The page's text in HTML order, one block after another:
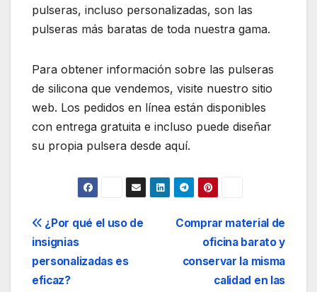
pulseras, incluso personalizadas, son las
pulseras más baratas de toda nuestra gama.
Para obtener información sobre las pulseras
de silicona que vendemos, visite nuestro sitio
web. Los pedidos en línea están disponibles
con entrega gratuita e incluso puede diseñar
su propia pulsera desde aquí.
Navegación
de
entradas
Comprar material de
oficina barato y
conservar la misma
calidad en las
¿Por qué el uso de
insignias
personalizadas es
eficaz?